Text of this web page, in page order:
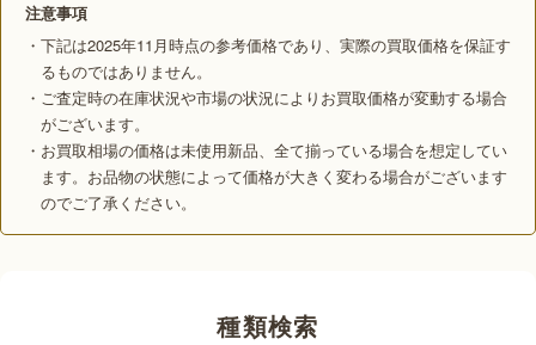
注意事項
・下記は2025年11月時点の参考価格であり、実際の買取価格を保証す
るものではありません。
・ご査定時の在庫状況や市場の状況によりお買取価格が変動する場合
がございます。
・お買取相場の価格は未使用新品、全て揃っている場合を想定してい
ます。お品物の状態によって価格が大きく変わる場合がございます
のでご了承ください。
種類検索